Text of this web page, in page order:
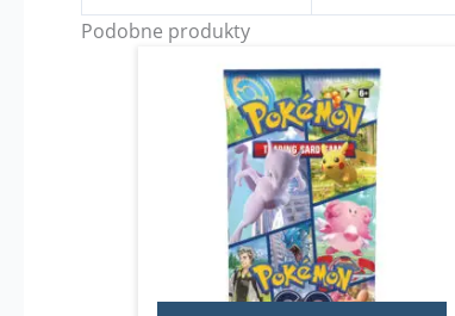
Podobne produkty